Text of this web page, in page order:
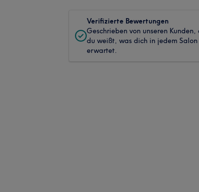
Verifizierte Bewertungen
Geschrieben von unseren
du weißt, was dich in jedem Salon
erwartet.